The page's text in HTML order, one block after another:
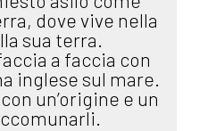
dove vive nella
sua terra.
a faccia con
inglese sul mare.
un’origine e un